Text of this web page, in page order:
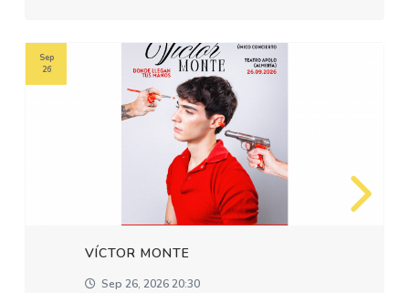
VÍCTOR MONTE
Sep 26, 2026 20:30
Sep
26